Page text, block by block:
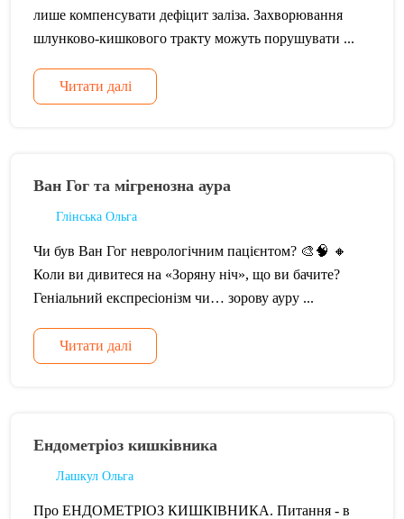
лише компенсувати дефіцит заліза. Захворювання
шлунково-кишкового тракту можуть порушувати ...
Читати далі
Ван Гог та мігренозна аура
Глінська Ольга
Чи був Ван Гог неврологічним пацієнтом? 🎨🧠 🔸
Коли ви дивитеся на «Зоряну ніч», що ви бачите?
Геніальний експресіонізм чи… зорову ауру ...
Читати далі
Ендометріоз кишківника
Лашкул Ольга
Про ЕНДОМЕТРІОЗ КИШКІВНИКА. Питання - в